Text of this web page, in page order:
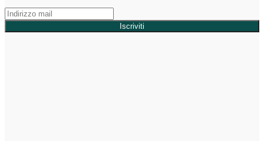
Iscriviti